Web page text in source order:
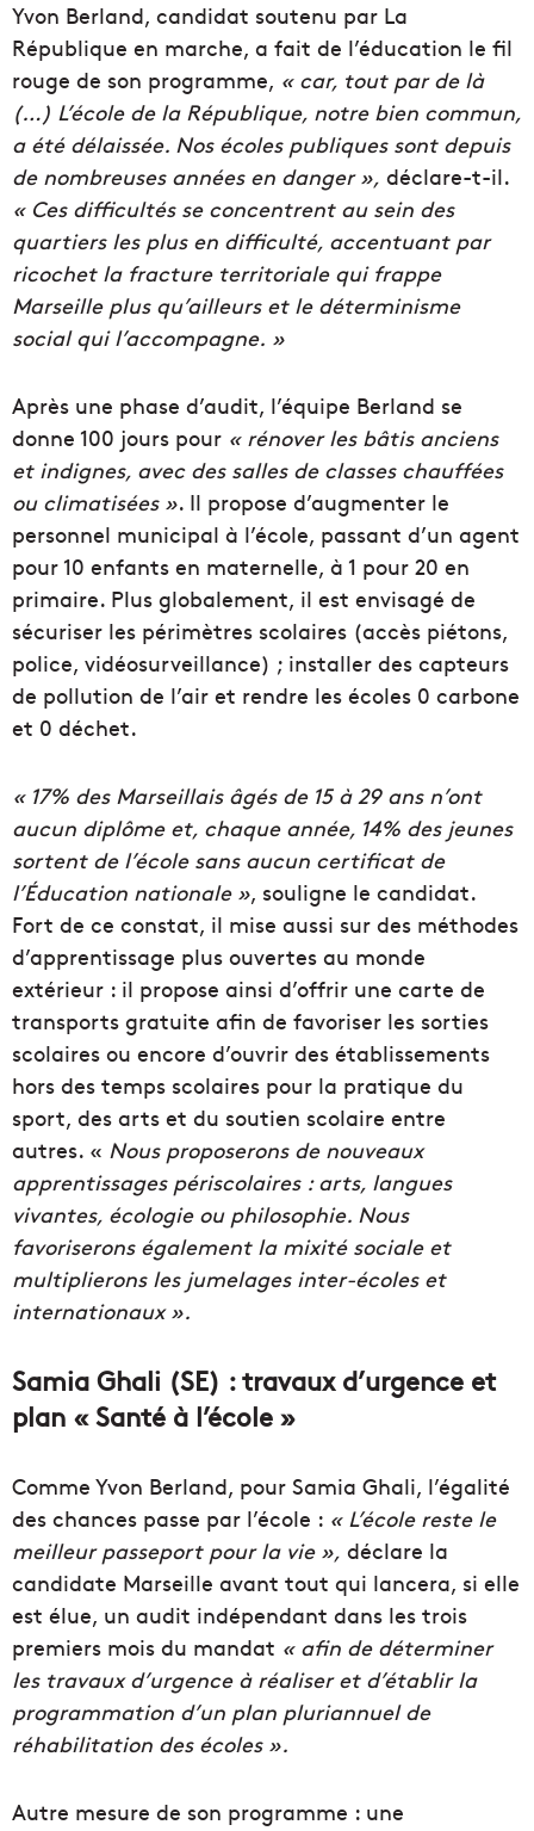
Yvon Berland, candidat soutenu par La
République en marche, a fait de l’éducation le fil
rouge de son programme, « car, tout par de là
(…) L’école de la République, notre bien commun,
a été délaissée. Nos écoles publiques sont depuis
de nombreuses années en danger », déclare-t-il.
« Ces difficultés se concentrent au sein des
quartiers les plus en difficulté, accentuant par
ricochet la fracture territoriale qui frappe
Marseille plus qu’ailleurs et le déterminisme
social qui l’accompagne. »
Après une phase d’audit, l’équipe Berland se
donne 100 jours pour « rénover les bâtis anciens
et indignes, avec des salles de classes chauffées
ou climatisées ». Il propose d’augmenter le
personnel municipal à l’école, passant d’un agent
pour 10 enfants en maternelle, à 1 pour 20 en
primaire. Plus globalement, il est envisagé de
sécuriser les périmètres scolaires (accès piétons,
police, vidéosurveillance) ; installer des capteurs
de pollution de l’air et rendre les écoles 0 carbone
et 0 déchet.
« 17% des Marseillais âgés de 15 à 29 ans n’ont
aucun diplôme et, chaque année, 14% des jeunes
sortent de l’écolesans aucun certificat de
l’Éducation nationale », souligne le candidat.
Fort de ce constat, il mise aussi sur des méthodes
d’apprentissage plus ouvertes au monde
extérieur : il propose ainsi d’offrir une carte de
transports gratuite afin de favoriser les sorties
scolaires ou encore d’ouvrir des établissements
hors des temps scolaires pour la pratique du
sport, des arts et du soutien scolaire entre
autres. « Nous proposerons de nouveaux
apprentissages périscolaires : arts, langues
vivantes, écologie ou philosophie. Nous
favoriserons également la mixité sociale et
multiplierons les jumelages inter-écoleset
internationaux ».
Samia Ghali (SE) : travaux d’urgence et
plan « Santé à l’école »
Comme Yvon Berland, pour Samia Ghali, l’égalité
des chances passe par l’école : « L’école reste le
meilleur passeport pour la vie », déclare la
candidate Marseille avant tout qui lancera, si elle
est élue, un audit indépendant dans les trois
premiers mois du mandat « afin de déterminer
les travaux d’urgence à réaliser et d’établir la
programmation d’un plan pluriannuel de
réhabilitation des écoles ».
Autre mesure de son programme : une